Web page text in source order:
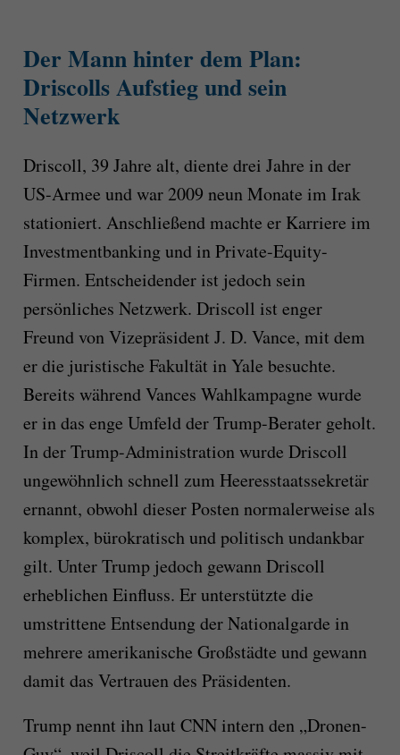
Der Mann hinter dem Plan:
Driscolls Aufstieg und sein
Netzwerk
Driscoll, 39 Jahre alt, diente drei Jahre in der
US-Armee und war 2009 neun Monate im Irak
stationiert. Anschließend machte er Karriere im
Investmentbanking und in Private-Equity-
Firmen. Entscheidender ist jedoch sein
persönliches Netzwerk. Driscoll ist enger
Freund von Vizepräsident J. D. Vance, mit dem
er die juristische Fakultät in Yale besuchte.
Bereits während Vances Wahlkampagne wurde
er in das enge Umfeld der Trump-Berater geholt.
In der Trump-Administration wurde Driscoll
ungewöhnlich schnell zum Heeresstaatssekretär
ernannt, obwohl dieser Posten normalerweise als
komplex, bürokratisch und politisch undankbar
gilt. Unter Trump jedoch gewann Driscoll
erheblichen Einfluss. Er unterstützte die
umstrittene Entsendung der Nationalgarde in
mehrere amerikanische Großstädte und gewann
damit das Vertrauen des Präsidenten.
Trump nennt ihn laut CNN intern den „Dronen-